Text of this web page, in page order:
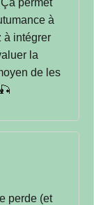
permet
à
à intégrer
la
de les
perde (et